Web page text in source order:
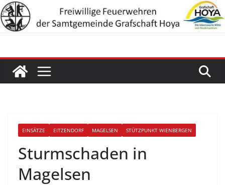
Zum
Inhalt
springen
EINSÄTZE EITZENDORF MAGELSEN STÜTZPUNKT WIENBERGEN
Sturmschaden in
Magelsen